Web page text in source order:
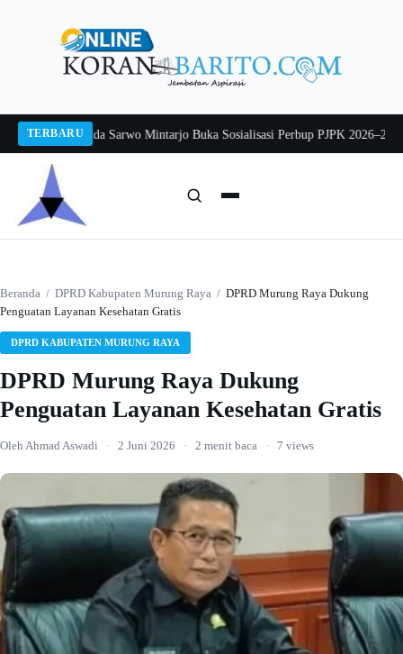
TERBARU
2026Pj Sekda Sarwo Mintarjo Buka Sosialisasi Perbup PJPK 2026–2030
Beranda / DPRD Kabupaten Murung Raya / DPRD Murung Raya Dukung
Penguatan Layanan Kesehatan Gratis
DPRD KABUPATEN MURUNG RAYA
DPRD Murung Raya Dukung
Penguatan Layanan Kesehatan Gratis
Oleh Ahmad Aswadi · 2 Juni 2026 · 2 menit baca · 7 views